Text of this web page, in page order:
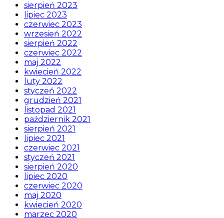
sierpień 2023
lipiec 2023
czerwiec 2023
wrzesień 2022
sierpień 2022
czerwiec 2022
maj 2022
kwiecień 2022
luty 2022
styczeń 2022
grudzień 2021
listopad 2021
październik 2021
sierpień 2021
lipiec 2021
czerwiec 2021
styczeń 2021
sierpień 2020
lipiec 2020
czerwiec 2020
maj 2020
kwiecień 2020
marzec 2020